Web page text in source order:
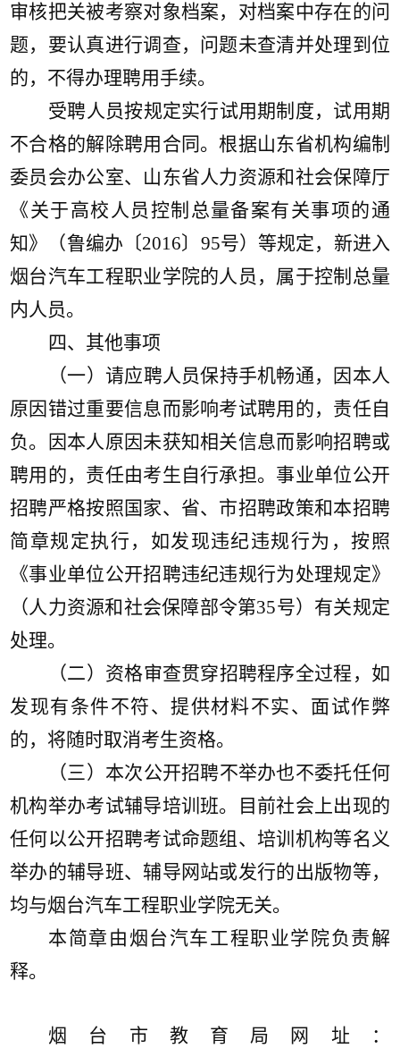
审核把关被考察对象档案，对档案中存在的问
题，要认真进行调查，问题未查清并处理到位
的，不得办理聘用手续。
受聘人员按规定实行试用期制度，试用期
不合格的解除聘用合同。根据山东省机构编制
委员会办公室、山东省人力资源和社会保障厅
《关于高校人员控制总量备案有关事项的通
知》（鲁编办〔2016〕95号）等规定，新进入
烟台汽车工程职业学院的人员，属于控制总量
内人员。
四、其他事项
（一）请应聘人员保持手机畅通，因本人
原因错过重要信息而影响考试聘用的，责任自
负。因本人原因未获知相关信息而影响招聘或
聘用的，责任由考生自行承担。事业单位公开
招聘严格按照国家、省、市招聘政策和本招聘
简章规定执行，如发现违纪违规行为，按照
《事业单位公开招聘违纪违规行为处理规定》
（人力资源和社会保障部令第35号）有关规定
处理。
（二）资格审查贯穿招聘程序全过程，如
发现有条件不符、提供材料不实、面试作弊
的，将随时取消考生资格。
（三）本次公开招聘不举办也不委托任何
机构举办考试辅导培训班。目前社会上出现的
任何以公开招聘考试命题组、培训机构等名义
举办的辅导班、辅导网站或发行的出版物等，
均与烟台汽车工程职业学院无关。
本简章由烟台汽车工程职业学院负责解
释。
烟台市教育局网址：